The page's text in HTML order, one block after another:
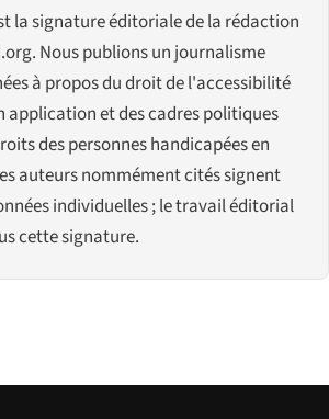
la signature éditoriale de la rédaction
Nous publions un journalisme
à propos du droit de l'accessibilité
application et des cadres politiques
des personnes handicapées en
auteurs nommément cités signent
individuelles ; le travail éditorial
cette signature.